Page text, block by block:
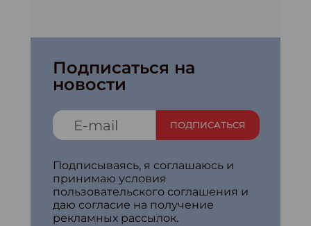
Подписаться на
новости
ПОДПИСАТЬСЯ
Подписываясь, я соглашаюсь и
принимаю условия
пользовательского соглашения и
даю согласие на получение
рекламных рассылок.